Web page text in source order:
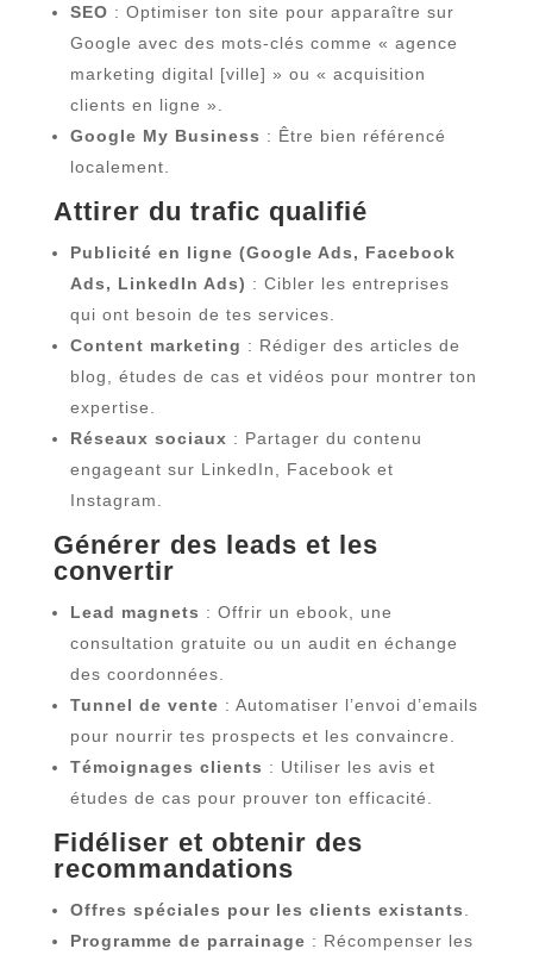
SEO : Optimiser ton site pour apparaître sur
Google avec des mots-clés comme « agence
marketing digital [ville] » ou « acquisition
clients en ligne ».
Google My Business : Être bien référencé
localement.
Attirer du trafic qualifié
Publicité en ligne (Google Ads, Facebook
Ads, LinkedIn Ads) : Cibler les entreprises
qui ont besoin de tes services.
Content marketing : Rédiger des articles de
blog, études de cas et vidéos pour montrer ton
expertise.
Réseaux sociaux : Partager du contenu
engageant sur LinkedIn, Facebook et
Instagram.
Générer des leads et les
convertir
Lead magnets : Offrir un ebook, une
consultation gratuite ou un audit en échange
des coordonnées.
Tunnel de vente : Automatiser l’envoi d’emails
pour nourrir tes prospects et les convaincre.
Témoignages clients : Utiliser les avis et
études de cas pour prouver ton efficacité.
Fidéliser et obtenir des
recommandations
Offres spéciales pour les clients existants
Programme de parrainage : Récompenser les